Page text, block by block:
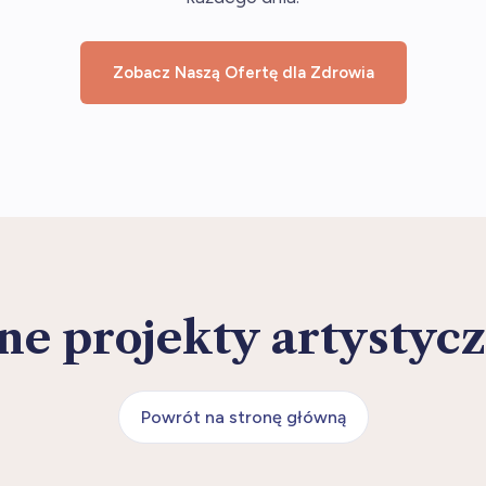
Zobacz Naszą Ofertę dla Zdrowia
projekty
Powrót na stronę główną